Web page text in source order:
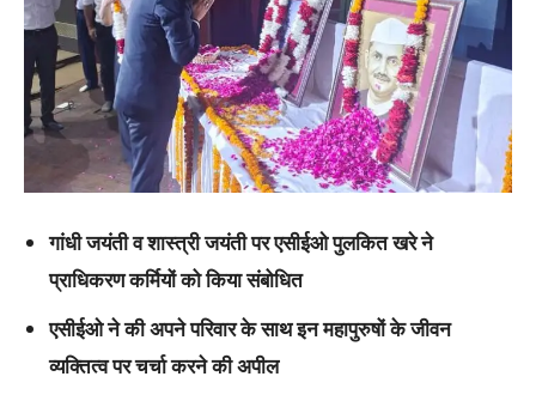
गांधी जयंती व शास्त्री जयंती पर एसीईओ पुलकित खरे ने
प्राधिकरण कर्मियों को किया संबोधित
एसीईओ ने की अपने परिवार के साथ इन महापुरुषों के जीवन
व्यक्तित्व पर चर्चा करने की अपील